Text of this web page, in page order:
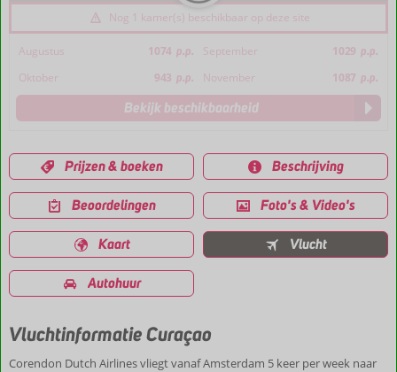
Nog 1 kamer(s) beschikbaar op deze site
Augustus 1074 p.p. September 1029 p.p.
Oktober
943 p.p. November 1087 p.p.
Bekijk beschikbaarheid
Prijzen & boeken Beschrijving
Beoordelingen Foto's & Video's
Kaart Vlucht
Autohuur
Vluchtinformatie Curaçao
Corendon Dutch Airlines vliegt vanaf Amsterdam 5 keer per week naar